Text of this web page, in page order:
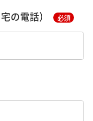
の電話） 必須